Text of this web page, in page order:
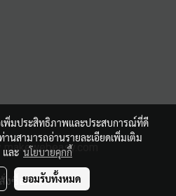
สั่งซื้อสินค้า
นนี้
เพิ่มประสิทธิภาพและประสบการณ์ที่ดี
านสามารถอ่านรายละเอียดเพิ่มเติม
และ นโยบายคุกกี้
ยอมรับทั้งหมด